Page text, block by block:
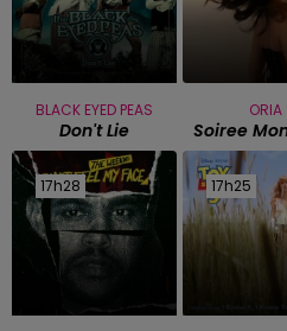
BLACK EYED PEAS
Don't Lie
ORIA
Soiree
17h28
17h28 17h25
17h25